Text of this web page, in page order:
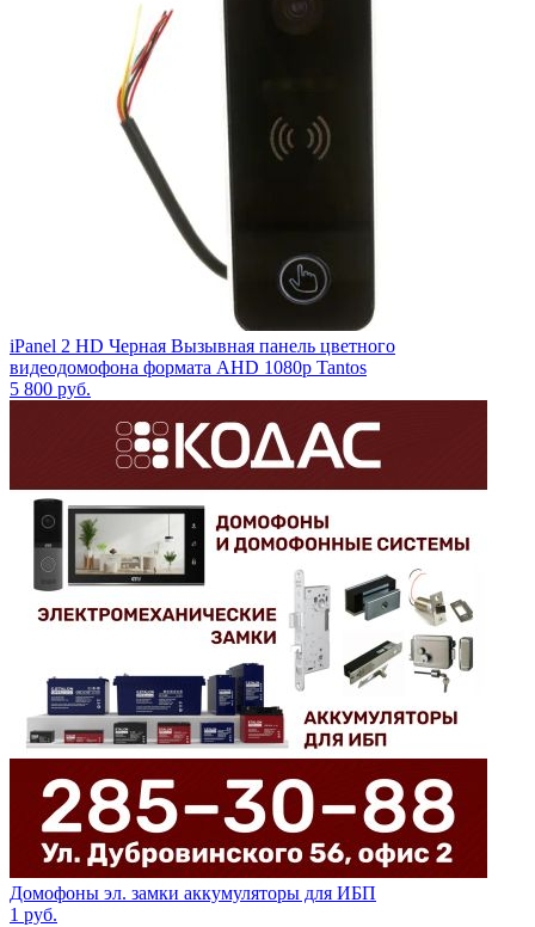
iPanel 2 HD Черная Вызывная панель цветного
видеодомофона формата AHD 1080p Tantos
5 800 руб.
Домофоны эл. замки аккумуляторы для ИБП
1 руб.